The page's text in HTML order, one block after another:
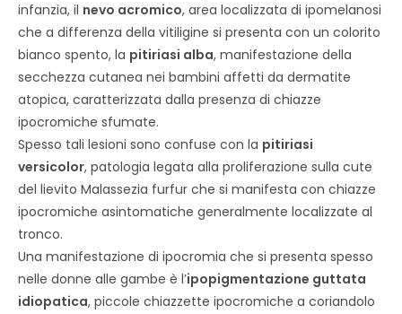
infanzia, il nevo acromico, area localizzata di ipomelanosi
che a differenza della vitiligine si presenta con un colorito
bianco spento, la pitiriasi alba, manifestazione della
secchezza cutanea nei bambini affetti da dermatite
atopica, caratterizzata dalla presenza di chiazze
ipocromiche sfumate.
Spesso tali lesioni sono confuse con la pitiriasi
versicolor, patologia legata alla proliferazione sulla cute
del lievito Malassezia furfur che si manifesta con chiazze
ipocromiche asintomatiche generalmente localizzate al
tronco.
Una manifestazione di ipocromia che si presenta spesso
nelle donne alle gambe è l’ipopigmentazione guttata
idiopatica, piccole chiazzette ipocromiche a coriandolo